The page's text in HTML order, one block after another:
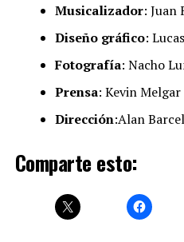
Musicalizador: Juan
Diseño gráfico:
Fotografía: Nacho
Prensa: Kevin
Dirección:Alan
Comparte esto: